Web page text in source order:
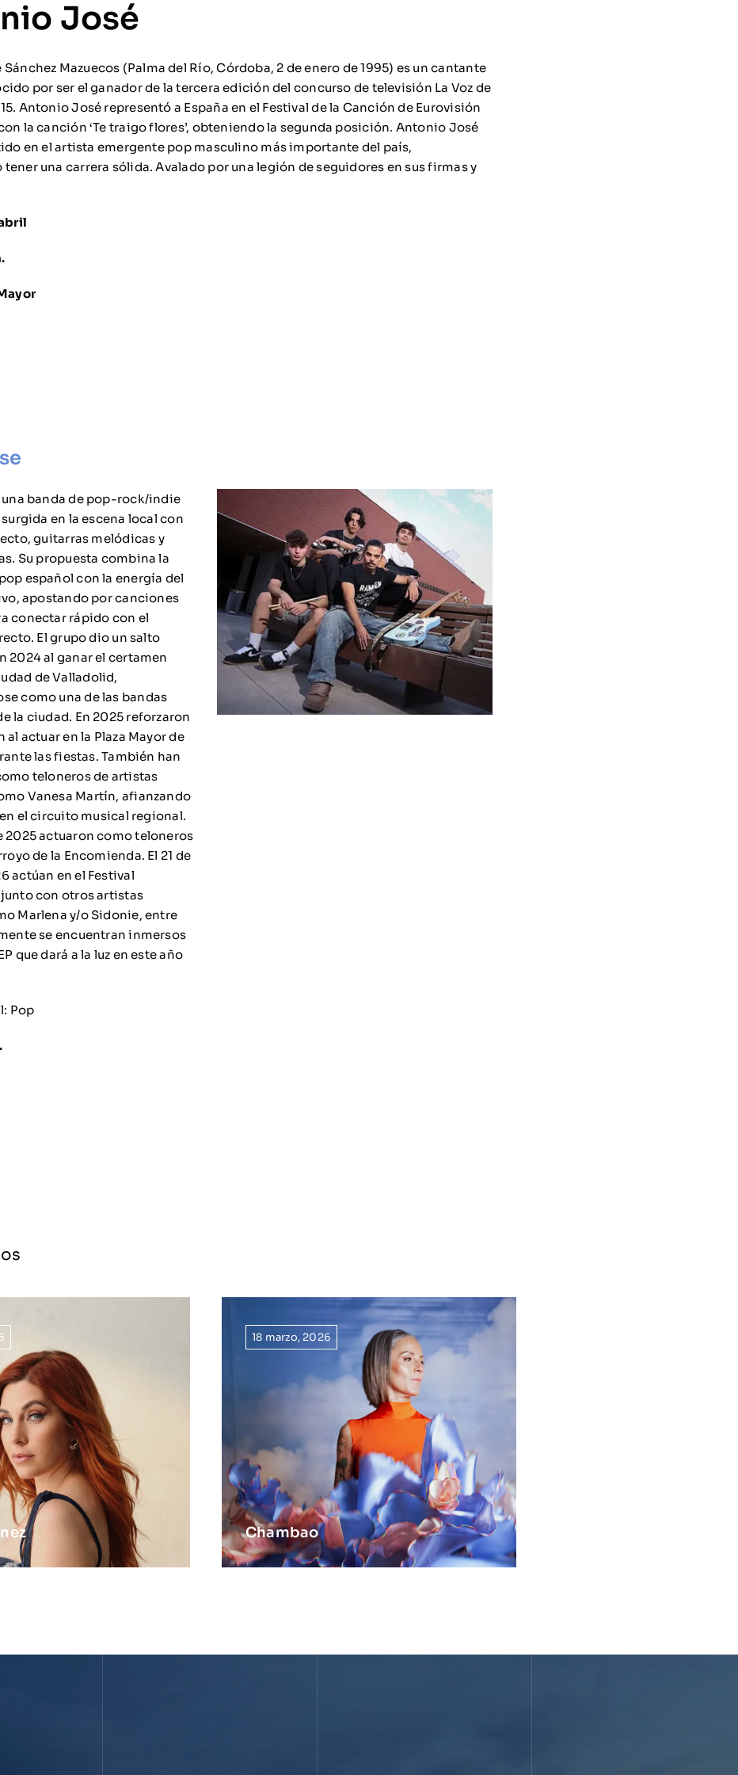
José
Mazuecos (Palma del Río, Córdoba, 2 de enero de 1995) es un cantante
por ser el ganador de la tercera edición del concurso de televisión La Voz de
Antonio José representó a España en el Festival de la Canción de Eurovisión
la canción ‘Te traigo flores’, obteniendo la segunda posición. Antonio José
en el artista emergente pop masculino más importante del país,
una carrera sólida. Avalado por una legión de seguidores en sus firmas y
una banda de pop-rock/indie
en la escena local con
guitarras melódicas y
Su propuesta combina la
español con la energía del
apostando por canciones
conectar rápido con el
El grupo dio un salto
2024 al ganar el certamen
de Valladolid,
como una de las bandas
la ciudad. En 2025 reforzaron
al actuar en la Plaza Mayor de
las fiestas. También han
teloneros de artistas
Vanesa Martín, afianzando
el circuito musical regional.
2025 actuaron como teloneros
de la Encomienda. El 21 de
actúan en el Festival
con otros artistas
Marlena y/o Sidonie, entre
se encuentran inmersos
que dará a la luz en este año
Pop
18 marzo, 2026
Chambao